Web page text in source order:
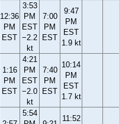
12:36
PM
EST
3:53
PM
EST
−2.2
kt
7:00
PM
EST
9:47
PM
EST
1.9 kt
1:16
PM
EST
4:21
PM
EST
−2.0
kt
7:40
PM
EST
10:14
PM
EST
1.7 kt
5:54
11:52